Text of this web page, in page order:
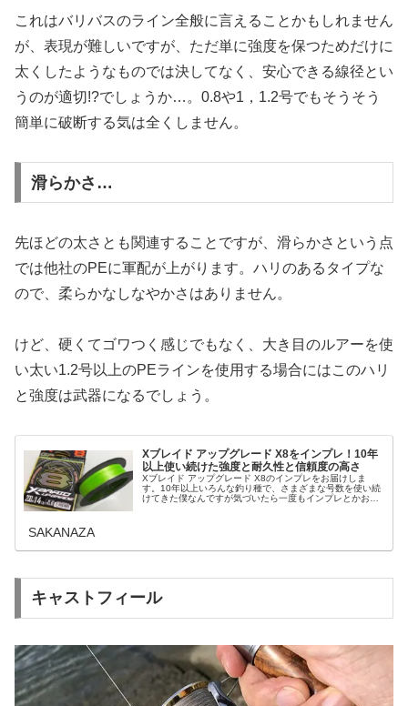
これはバリバスのライン全般に言えることかもしれません
が、表現が難しいですが、ただ単に強度を保つためだけに
太くしたようなものでは決してなく、安心できる線径とい
うのが適切!?でしょうか…。0.8や1，1.2号でもそうそう
簡単に破断する気は全くしません。
滑らかさ…
先ほどの太さとも関連することですが、滑らかさという点
では他社のPEに軍配が上がります。ハリのあるタイプな
ので、柔らかなしなやかさはありません。
けど、硬くてゴワつく感じでもなく、大き目のルアーを使
い太い1.2号以上のPEラインを使用する場合にはこのハリ
と強度は武器になるでしょう。
Xブレイド アップグレード X8をインプレ！10年
以上使い続けた強度と耐久性と信頼度の高さ
Xブレイド アップグレード X8のインプレをお届けしま
す。10年以上いろんな釣り種で、さまざまな号数を使い続
けてきた僕なんですが気づいたら一度もインプレとかお話
SAKANAZA
キャストフィール